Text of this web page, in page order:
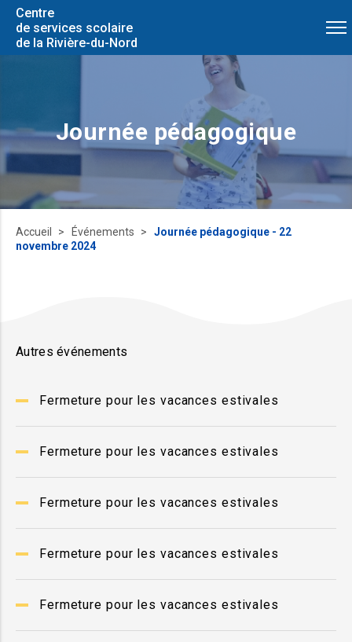
Centre
de services scolaire
de la Rivière-du-Nord
Journée pédagogique
Autres événements
Fermeture pour les vacances estivales
Fermeture pour les vacances estivales
Fermeture pour les vacances estivales
Fermeture pour les vacances estivales
Fermeture pour les vacances estivales
Accueil Événements
Journée pédagogique - 22
novembre 2024